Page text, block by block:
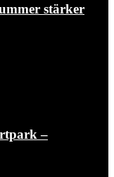
stärker
–